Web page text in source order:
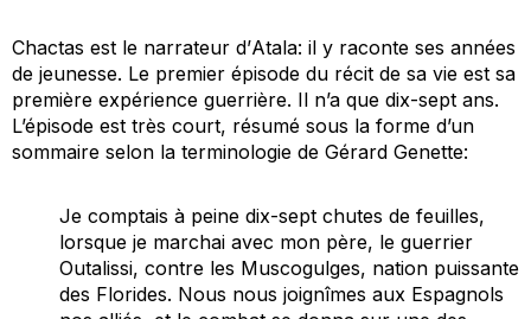
Chactas est le narrateur d’Atala: il y raconte ses années
de jeunesse. Le premier épisode du récit de sa vie est sa
première expérience guerrière. Il n’a que dix-sept ans.
L’épisode est très court, résumé sous la forme d’un
sommaire selon la terminologie de Gérard Genette:
Je comptais à peine dix-sept chutes de feuilles,
lorsque je marchai avec mon père, le guerrier
Outalissi, contre les Muscogulges, nation puissante
des Florides. Nous nous joignîmes aux Espagnols